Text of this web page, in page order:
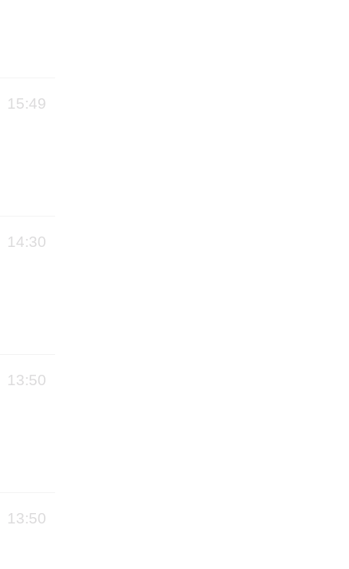
15:49
14:30
13:50
13:50